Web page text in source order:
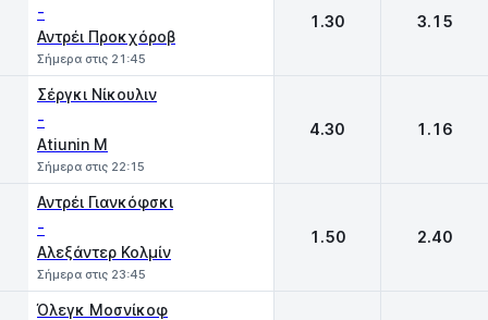
-
Αντρέι Προκχόροβ
Σήμερα στις 21:45
1.30 3.15
Σέργκι Νίκουλιν
-
Atiunin M
Σήμερα στις 22:15
4.30 1.16
Αντρέι Γιανκόφσκι
-
Αλεξάντερ Κολμίν
Σήμερα στις 23:45
1.50 2.40
Όλεγκ Μοσνίκοφ